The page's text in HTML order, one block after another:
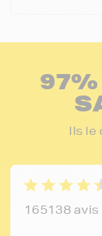
Ils le
165138 avis